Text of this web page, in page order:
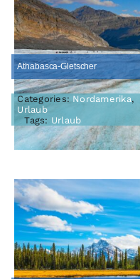
Athabasca-Gletscher
Categories: Nordamerika,
Urlaub
Tags: Urlaub